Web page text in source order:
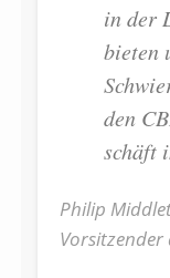
in der
bie­ten
den
schäft
Philip
Vorsitzender